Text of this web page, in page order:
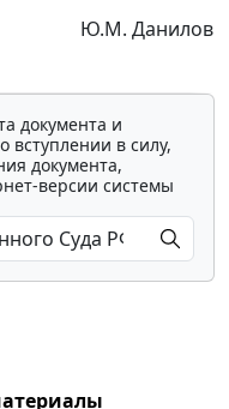
Ю.М. Данилов
документа и
в силу,
документа,
версии системы